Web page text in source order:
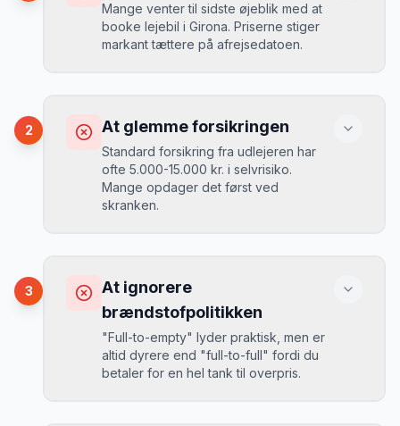
Mange venter til sidste øjeblik med at
booke lejebil i Girona. Priserne stiger
markant tættere på afrejsedatoen.
Du betaler 30-50% mere, og de bedste
biler er udsolgt.
Løsning
MJ
Mikkels erfaring
“I august 2024 så jeg priserne i Girona
stige fra 189 kr/dag til 349 kr/dag på
bare 2 uger. Book tidligt! ”
2 At glemme forsikringen
Standard forsikring fra udlejeren har
ofte 5.000-15.000 kr. i selvrisiko.
Mange opdager det først ved
skranken.
Ved selv en mindre skade kan du blive
opkrævet tusindvis af kroner.
Løsning
Book altid med fuld kaskoforsikring uden
3
At ignorere
brændstofpolitikken
"Full-to-empty" lyder praktisk, men er
altid dyrere end "full-to-full" fordi du
betaler for en hel tank til overpris.